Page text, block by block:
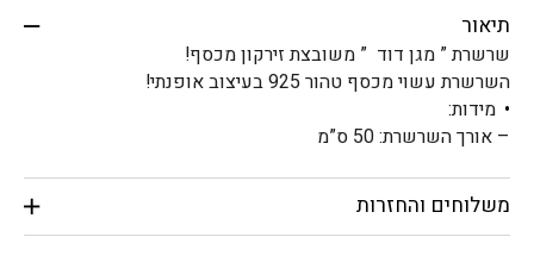
תיאור
שרשרת ” מגן דוד ” משובצת זירקון מכסף!
השרשרת עשוי מכסף טהור 925 בעיצוב אופנתי!
​מידות:
– אורך השרשרת: 50 ס”מ
משלוחים והחזרות